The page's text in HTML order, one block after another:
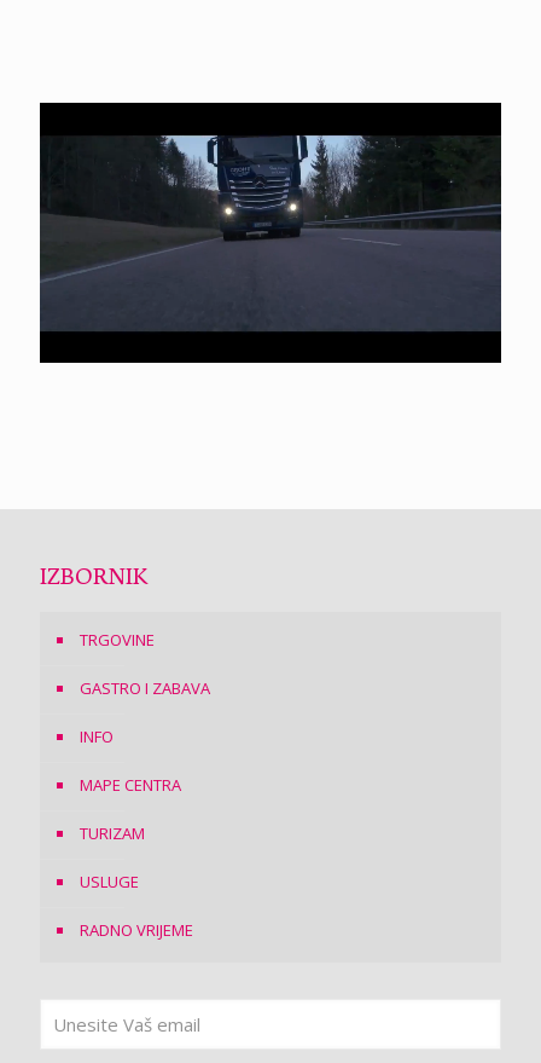
IZBORNIK
TRGOVINE
GASTRO I ZABAVA
INFO
MAPE CENTRA
TURIZAM
USLUGE
RADNO VRIJEME